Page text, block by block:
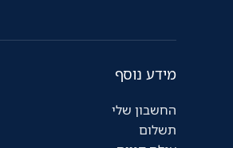
מידע נוסף
החשבון שלי
תשלום